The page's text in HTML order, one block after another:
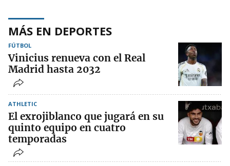
MÁS EN DEPORTES
FÚTBOL
Vinicius renueva con el Real
Madrid hasta 2032
ATHLETIC
El exrojiblanco que jugará en su
quinto equipo en cuatro
temporadas